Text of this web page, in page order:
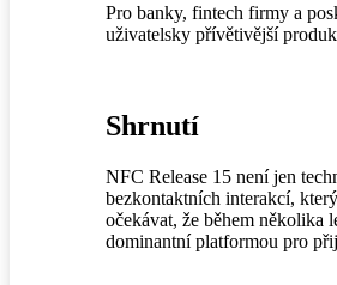
Pro banky, fintech firmy a
uživatelsky přívětivější
Shrnutí
NFC Release 15 není jen
bezkontaktních interakcí,
očekávat, že během několika
dominantní platformou pro